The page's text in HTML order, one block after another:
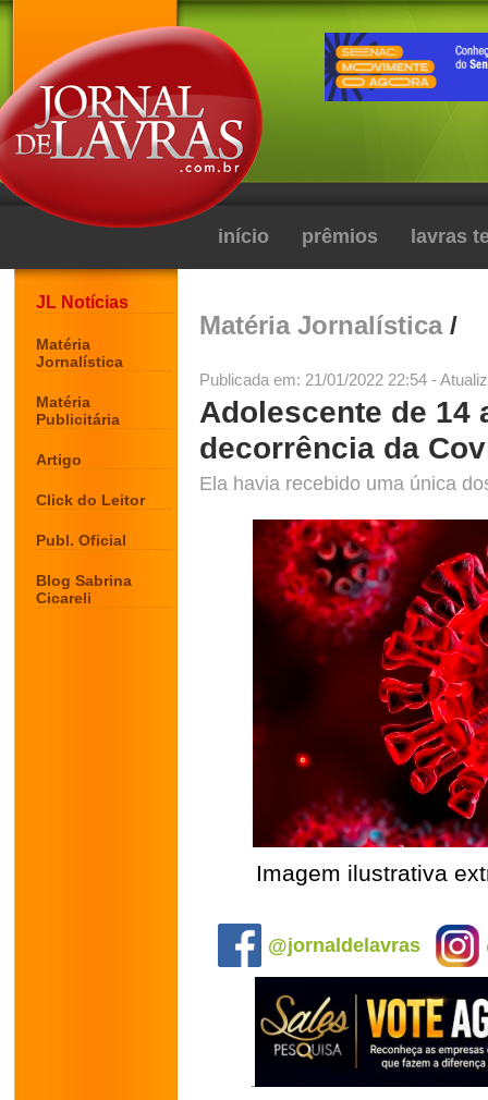
início prêmios lavras
JL Notícias
Matéria
Jornalística
Matéria
Publicitária
Artigo
Click do Leitor
Publ. Oficial
Blog Sabrina
Cicareli
Matéria Jornalística/
Publicada em: 21/01/2022 22:54 -
Adolescente de 14
decorrência da
Ela havia recebido uma única
Imagem ilustrativa
@jornaldelavras